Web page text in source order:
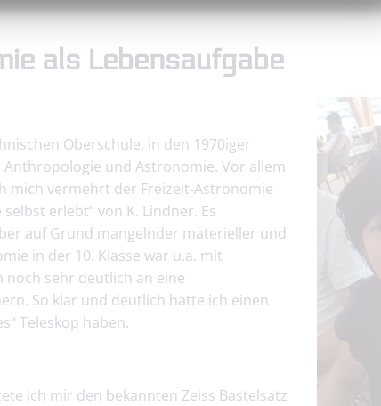
als Lebensaufgabe
Oberschule, in den 1970iger
und Astronomie. Vor allem
mich vermehrt der Freizeit-Astronomie
erlebt“ von K. Lindner. Es
auf Grund mangelnder materieller und
in der 10. Klasse war u.a. mit
sehr deutlich an eine
So klar und deutlich hatte ich einen
Teleskop haben.
ich mir den bekannten Zeiss Bastelsatz